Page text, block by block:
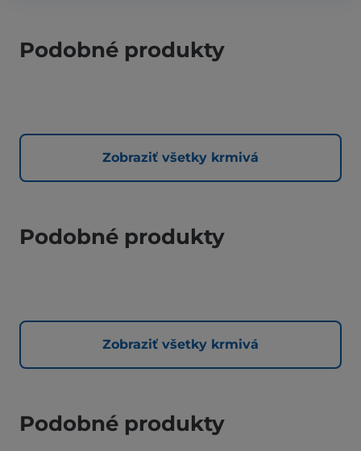
Podobné produkty
Zobraziť všetky krmivá
Podobné produkty
Zobraziť všetky krmivá
Podobné produkty